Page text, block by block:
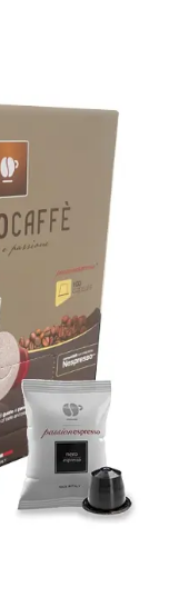
con
(NERO)